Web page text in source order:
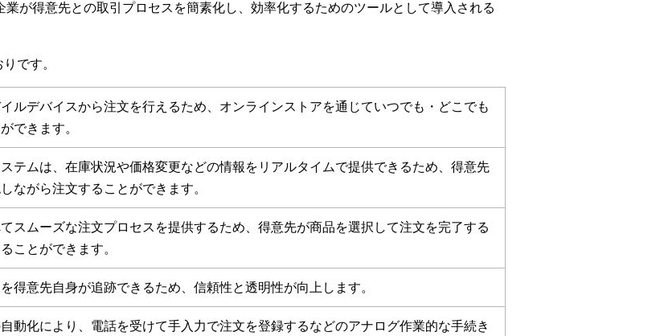
が得意先との取引プロセスを簡素化し、効率化するためのツールとして導入される
です。
ルデバイスから注文を行えるため、オンラインストアを通じていつでも・どこでも
できます。
テムは、在庫状況や価格変更などの情報をリアルタイムで提供できるため、得意先
ながら注文することができます。
スムーズな注文プロセスを提供するため、得意先が商品を選択して注文を完了する
ことができます。
得意先自身が追跡できるため、信頼性と透明性が向上します。
動化により、電話を受けて手入力で注文を登録するなどのアナログ作業的な手続き